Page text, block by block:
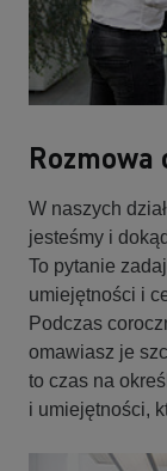
Rozmowa
W naszych
jesteśmy i
To pytanie
umiejętności i
Podczas
omawiasz je
to czas na
i umiejętności,